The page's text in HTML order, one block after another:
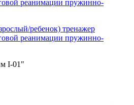
ребенок) тренажер
реанимации пружинно-
I-01"